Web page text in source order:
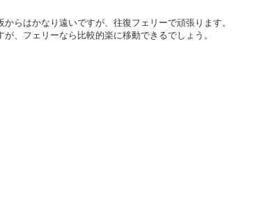
らはかなり遠いですが、往復フェリーで頑張ります。
、フェリーなら比較的楽に移動できるでしょう。